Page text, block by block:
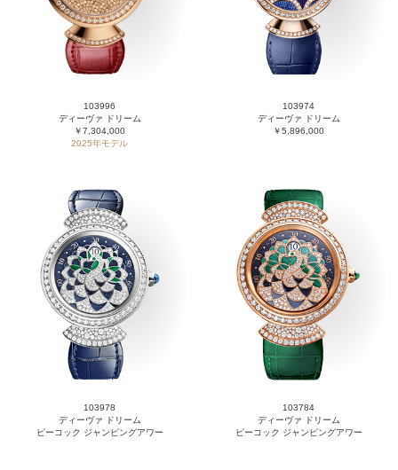
103996
ディーヴァ ドリーム
￥7,304,000
2025年モデル
103974
ディーヴァ ドリーム
￥5,896,000
103978
ディーヴァ ドリーム
ピーコック ジャンピングアワー
103784
ディーヴァ ドリーム
ピーコック ジャンピングアワー